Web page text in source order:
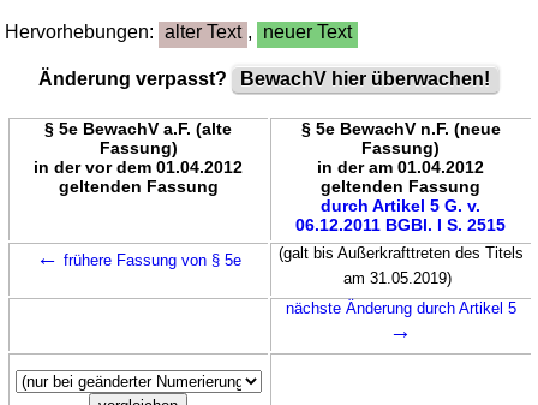
Hervorhebungen: alter Text , neuer Text
Änderung verpasst? BewachV hier überwachen!
§ 5e BewachV a.F. (alte
Fassung)
in der vor dem 01.04.2012
geltenden Fassung
§ 5e BewachV n.F. (neue
Fassung)
in der am 01.04.2012
geltenden Fassung
durch Artikel 5 G. v.
06.12.2011 BGBl. I S. 2515
← frühere Fassung von § 5e
(galt bis Außerkrafttreten des Titels
am 31.05.2019)
nächste Änderung durch Artikel 5
→